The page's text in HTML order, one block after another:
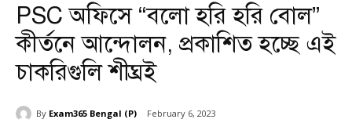
PSC অফিসে “বলো হরি হরি বোল”
কীর্তনে আন্দোলন, প্রকাশিত হচ্ছে এই
চাকরিগুলি শীঘ্রই
By Exam365 Bengal (P) February 6, 2023